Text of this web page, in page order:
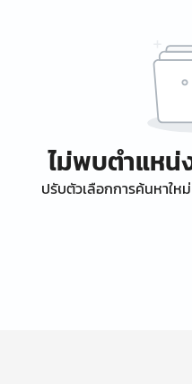
ไม่พบตำแห
ปรับตัวเลือกการค้นหาใ